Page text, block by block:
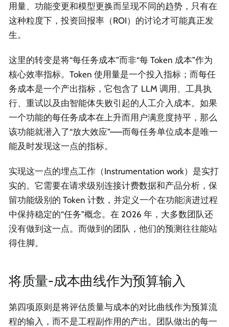
用量、功能变更和模型更换而呈现不同的趋势，只有在
这种粒度下，投资回报率（ROI）的讨论才可能真正发
生。
这里的转变是将“每任务成本”而非“每 Token 成本”作为
核心效率指标。Token 使用量是一个投入指标；而每任
务成本是一个产出指标，它包含了 LLM 调用、工具执
行、重试以及由智能体失败引起的人工介入成本。如果
一个功能的每任务成本在上升而用户满意度持平，那么
该功能就潜入了“放大效应”——而每任务单位成本是唯一
能及时发现这一点的指标。
实现这一点的埋点工作（Instrumentation work）是实打
实的。它需要在请求级别连接计费数据和产品分析，保
留功能级别的 Token 计数，并定义一个在功能演进过程
中保持稳定的“任务”概念。在 2026 年，大多数团队还
没有做到这一点。而做到的团队，他们的预测往往能站
得住脚。
将质量-成本曲线作为预算输入
第四项原则是将评估质量与成本的对比曲线作为预算流
程的输入，而不是工程副作用的产出。团队做出的每一